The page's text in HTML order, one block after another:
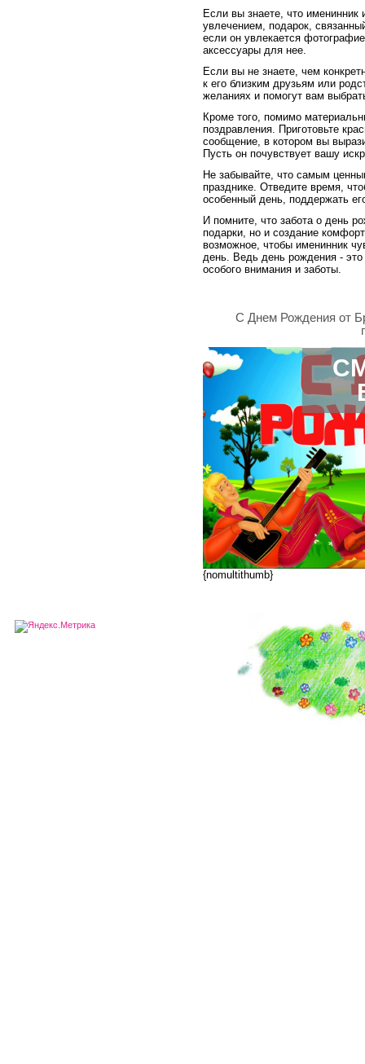
Если вы знаете, что именинник
увлечением, подарок,
если он увлекается
аксессуары для нее.
Если вы не знаете, чем
к его близким друзьям или
желаниях и помогут вам
Кроме того, помимо
поздравления. Приготовьте
сообщение, в котором вы
Пусть он почувствует вашу
Не забывайте, что самым
празднике. Отведите время,
особенный день, поддержать
И помните, что забота о день
подарки, но и создание
возможное, чтобы именинник
день. Ведь день рождения -
особого внимания и заботы.
С Днем Рождения от
{nomultithumb}